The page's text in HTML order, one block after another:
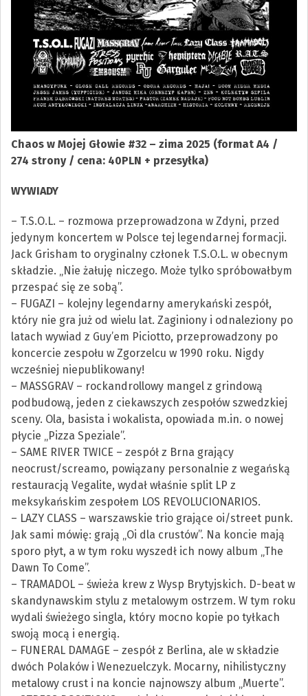
Chaos w Mojej Głowie #32 – zima 2025 (format A4 /
274 strony / cena: 40PLN + przesyłka)
WYWIADY
– T.S.O.L. – rozmowa przeprowadzona w Zdyni, przed
jedynym koncertem w Polsce tej legendarnej formacji.
Jack Grisham to oryginalny członek T.S.O.L. w obecnym
składzie. „Nie żałuję niczego. Może tylko spróbowałbym
przespać się ze sobą”.
– FUGAZI – kolejny legendarny amerykański zespół,
który nie gra już od wielu lat. Zaginiony i odnaleziony po
latach wywiad z Guy’em Piciotto, przeprowadzony po
koncercie zespołu w Zgorzelcu w 1990 roku. Nigdy
wcześniej niepublikowany!
– MASSGRAV – rockandrollowy mangel z grindową
podbudową, jeden z ciekawszych zespołów szwedzkiej
sceny. Ola, basista i wokalista, opowiada m.in. o nowej
płycie „Pizza Speziale”.
– SAME RIVER TWICE – zespół z Brna grający
neocrust/screamo, powiązany personalnie z wegańską
restauracją Vegalite, wydał właśnie split LP z
meksykańskim zespołem LOS REVOLUCIONARIOS.
– LAZY CLASS – warszawskie trio grające oi/street punk.
Jak sami mówię: grają „Oi dla crustów”. Na koncie mają
sporo płyt, a w tym roku wyszedł ich nowy album „The
Dawn To Come”.
– TRAMADOL – świeża krew z Wysp Brytyjskich. D-beat w
skandynawskim stylu z metalowym ostrzem. W tym roku
wydali świeżego singla, który mocno kopie po tyłkach
swoją mocą i energią.
– FUNERAL DAMAGE – zespół z Berlina, ale w składzie
dwóch Polaków i Wenezuelczyk. Mocarny, nihilistyczny
metalowy crust i na koncie najnowszy album „Muerte”.